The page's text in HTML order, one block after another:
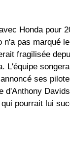
Honda pour
n'a pas marqué
fragilisée
L'équipe
ses
d'Anthony
pourrait lui